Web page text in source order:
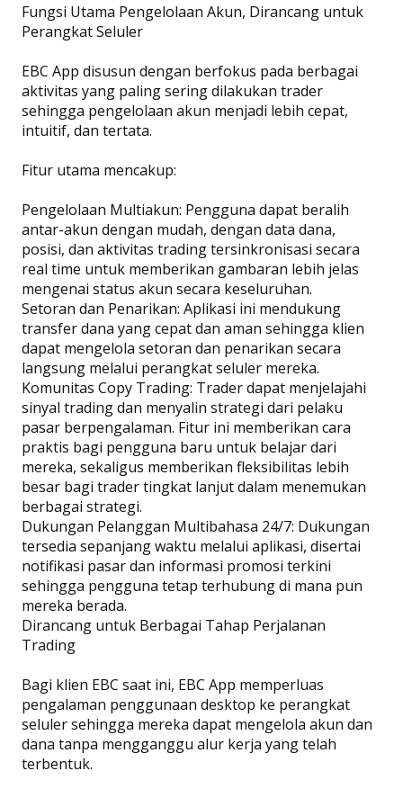
Fungsi Utama Pengelolaan Akun, Dirancang untuk
Perangkat Seluler
EBC App disusun dengan berfokus pada berbagai
aktivitas yang paling sering dilakukan trader
sehingga pengelolaan akun menjadi lebih cepat,
intuitif, dan tertata.
Fitur utama mencakup:
Pengelolaan Multiakun: Pengguna dapat beralih
antar-akun dengan mudah, dengan data dana,
posisi, dan aktivitas trading tersinkronisasi secara
real time untuk memberikan gambaran lebih jelas
mengenai status akun secara keseluruhan.
Setoran dan Penarikan: Aplikasi ini mendukung
transfer dana yang cepat dan aman sehingga klien
dapat mengelola setoran dan penarikan secara
langsung melalui perangkat seluler mereka.
Komunitas Copy Trading: Trader dapat menjelajahi
sinyal trading dan menyalin strategi dari pelaku
pasar berpengalaman. Fitur ini memberikan cara
praktis bagi pengguna baru untuk belajar dari
mereka, sekaligus memberikan fleksibilitas lebih
besar bagi trader tingkat lanjut dalam menemukan
berbagai strategi.
Dukungan Pelanggan Multibahasa 24/7: Dukungan
tersedia sepanjang waktu melalui aplikasi, disertai
notifikasi pasar dan informasi promosi terkini
sehingga pengguna tetap terhubung di mana pun
mereka berada.
Dirancang untuk Berbagai Tahap Perjalanan
Trading
Bagi klien EBC saat ini, EBC App memperluas
pengalaman penggunaan desktop ke perangkat
seluler sehingga mereka dapat mengelola akun dan
dana tanpa mengganggu alur kerja yang telah
terbentuk.